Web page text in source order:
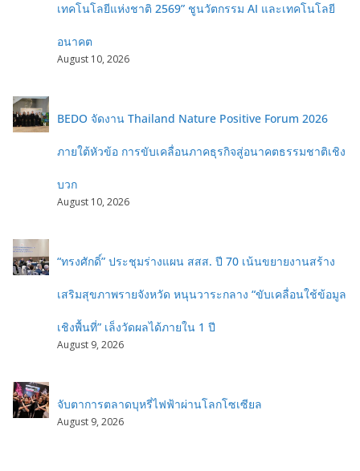
เทคโนโลยีแห่งชาติ 2569” ชูนวัตกรรม AI และเทคโนโลยี
อนาคต
August 10, 2026
BEDO จัดงาน Thailand Nature Positive Forum 2026
ภายใต้หัวข้อ การขับเคลื่อนภาคธุรกิจสู่อนาคตธรรมชาติเชิง
บวก
August 10, 2026
“ทรงศักดิ์” ประชุมร่างแผน สสส. ปี 70 เน้นขยายงานสร้าง
เสริมสุขภาพรายจังหวัด หนุนวาระกลาง “ขับเคลื่อนใช้ข้อมูล
เชิงพื้นที่” เล็งวัดผลได้ภายใน 1 ปี
August 9, 2026
จับตาการตลาดบุหรี่ไฟฟ้าผ่านโลกโซเซียล
August 9, 2026